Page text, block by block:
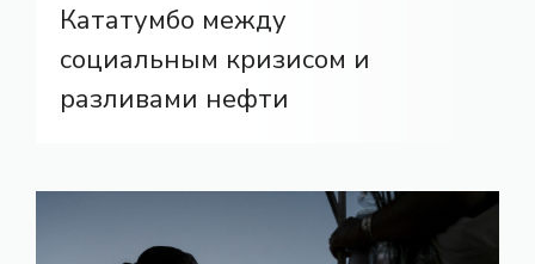
Кататумбо между
социальным кризисом и
разливами нефти